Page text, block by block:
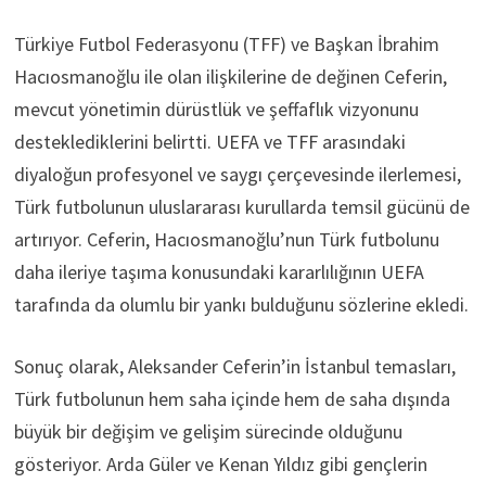
Türkiye Futbol Federasyonu (TFF) ve Başkan İbrahim
Hacıosmanoğlu ile olan ilişkilerine de değinen Ceferin,
mevcut yönetimin dürüstlük ve şeffaflık vizyonunu
desteklediklerini belirtti. UEFA ve TFF arasındaki
diyaloğun profesyonel ve saygı çerçevesinde ilerlemesi,
Türk futbolunun uluslararası kurullarda temsil gücünü de
artırıyor. Ceferin, Hacıosmanoğlu’nun Türk futbolunu
daha ileriye taşıma konusundaki kararlılığının UEFA
tarafında da olumlu bir yankı bulduğunu sözlerine ekledi.
Sonuç olarak, Aleksander Ceferin’in İstanbul temasları,
Türk futbolunun hem saha içinde hem de saha dışında
büyük bir değişim ve gelişim sürecinde olduğunu
gösteriyor. Arda Güler ve Kenan Yıldız gibi gençlerin